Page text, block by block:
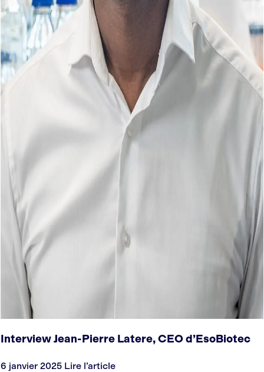
Interview Jean-Pierre Latere, CEO d’EsoBiotec
6 janvier 2025 Lire l’article